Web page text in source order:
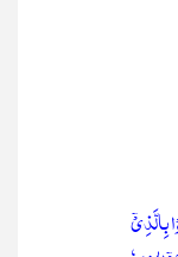
بِالَّذِیۡۤ